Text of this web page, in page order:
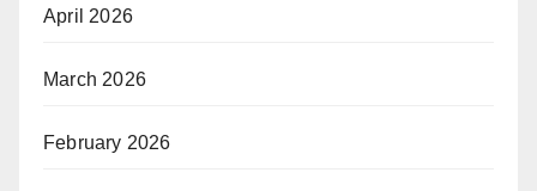
April 2026
March 2026
February 2026